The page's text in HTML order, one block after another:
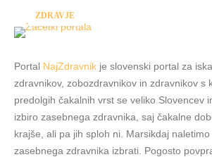
ZDRAVJE
Portal NajZdravnik je slovenski portal za
zdravnikov, zobozdravnikov in zdravnikov s
predolgih čakalnih vrst se veliko Slovencev
izbiro zasebnega zdravnika, saj čakalne
krajše, ali pa jih sploh ni. Marsikdaj
zasebnega zdravnika izbrati. Pogosto